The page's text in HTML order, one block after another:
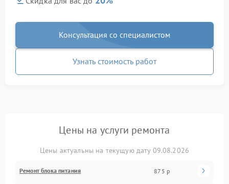
Консультация со специалистом
Узнать стоимость работ
Цены на услуги ремонта
Цены актуальны на текущую дату 09.08.2026
Ремонт блока питания 875 р